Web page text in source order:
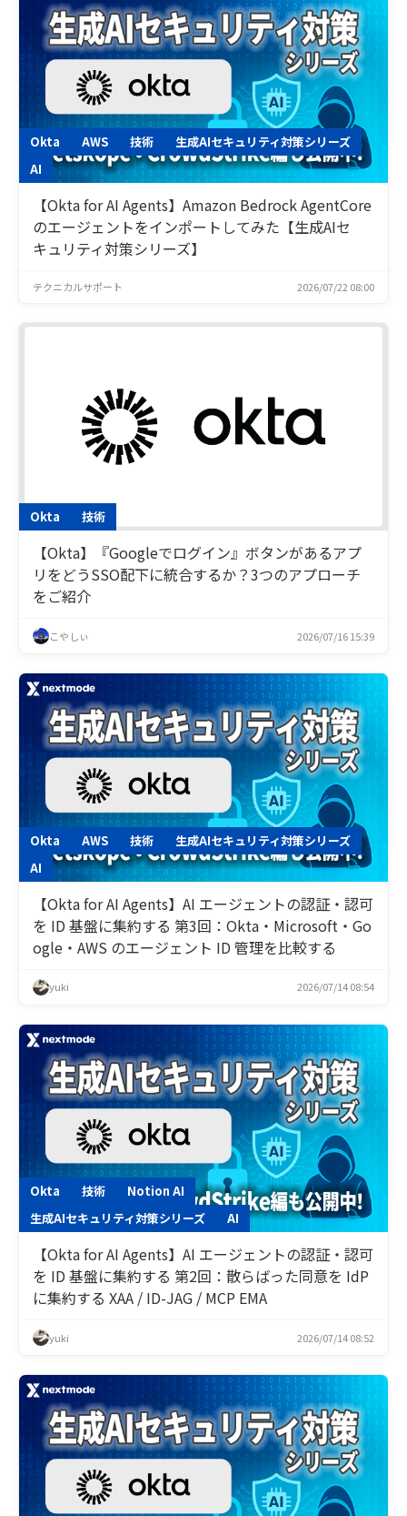
Okta AWS 技術
生成AIセキュリティ対策シリーズ
AI
【Okta for AI Agents】Amazon Bedrock AgentCore
のエージェントをインポートしてみた【生成AIセ
キュリティ対策シリーズ】
テクニカルサポート 2026/07/22 08:00
Okta 技術
【Okta】『Googleでログイン』ボタンがあるアプ
リをどうSSO配下に統合するか？3つのアプローチ
をご紹介
こやしぃ 2026/07/16 15:39
Okta AWS 技術
生成AIセキュリティ対策シリーズ
AI
【Okta for AI Agents】AI エージェントの認証・認可
を ID 基盤に集約する 第3回：Okta・Microsoft・Go
ogle・AWS のエージェント ID 管理を比較する
yuki 2026/07/14 08:54
Okta 技術
Notion AI
生成AIセキュリティ対策シリーズ
AI
【Okta for AI Agents】AI エージェントの認証・認可
を ID 基盤に集約する 第2回：散らばった同意を IdP
に集約する XAA / ID-JAG / MCP EMA
yuki 2026/07/14 08:52